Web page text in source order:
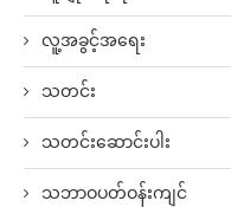
လူ့အခွင့်အရေး
သတင်း
သတင်းဆောင်းပါး
သဘာဝပတ်ဝန်းကျင်